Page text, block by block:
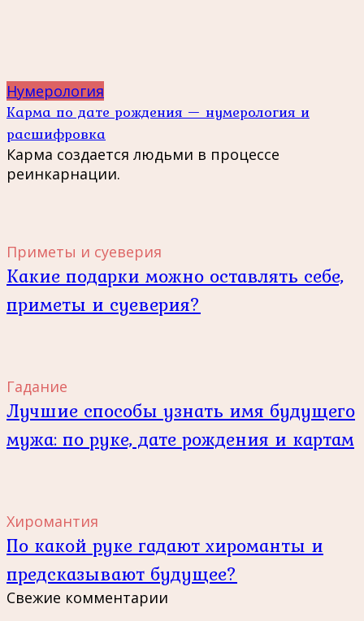
Нумерология
Карма по дате рождения — нумерология и
расшифровка
Карма создается людьми в процессе
реинкарнации.
Приметы и суеверия
Какие подарки можно оставлять себе,
приметы и суеверия?
Гадание
Лучшие способы узнать имя будущего
мужа: по руке, дате рождения и картам
Хиромантия
По какой руке гадают хироманты и
предсказывают будущее?
Свежие комментарии